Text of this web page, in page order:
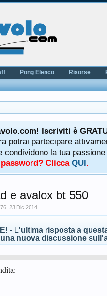
Iscriviti è
potrai partecipare
la tua
Clicca QUI.
e avalox bt 550
23 Dic 2014
- L'ultima risposta a
nuova discussione
Pong Elenco Risorse